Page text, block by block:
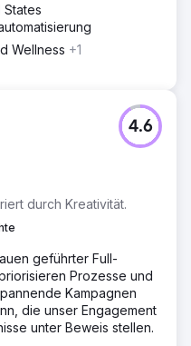
States
Wellness +1
durch Kreativität.
4.6
geführter Full-
Prozesse und
Kampagnen
die unser Engagement
unter Beweis stellen.